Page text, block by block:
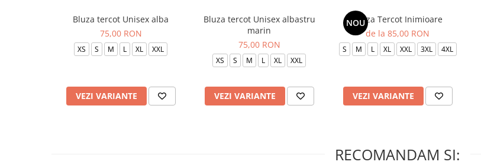
Bluza tercot Unisex alba
75,00 RON
XS S M L XL XXL
VEZI VARIANTE
Bluza tercot Unisex albastru
marin
75,00 RON
XS S M L XL XXL
VEZI VARIANTE
NOU
Bluza Tercot Inimioare
de la 85,00 RON
S M L XL XXL 3XL 4XL
VEZI VARIANTE
RECOMANDAM SI: